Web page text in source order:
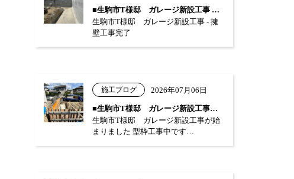
■生駒市T様邸 ガレージ新設工事 …
生駒市T様邸 ガレージ新設工事 - 擁
壁工事完了
施工ブログ 2026年07月06日
■生駒市T様邸 ガレージ新設工事が始まり…
生駒市T様邸 ガレージ新設工事が始
まりました 型枠工事中です…